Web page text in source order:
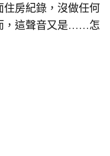
房紀錄，沒做任何
，這聲音又是……怎